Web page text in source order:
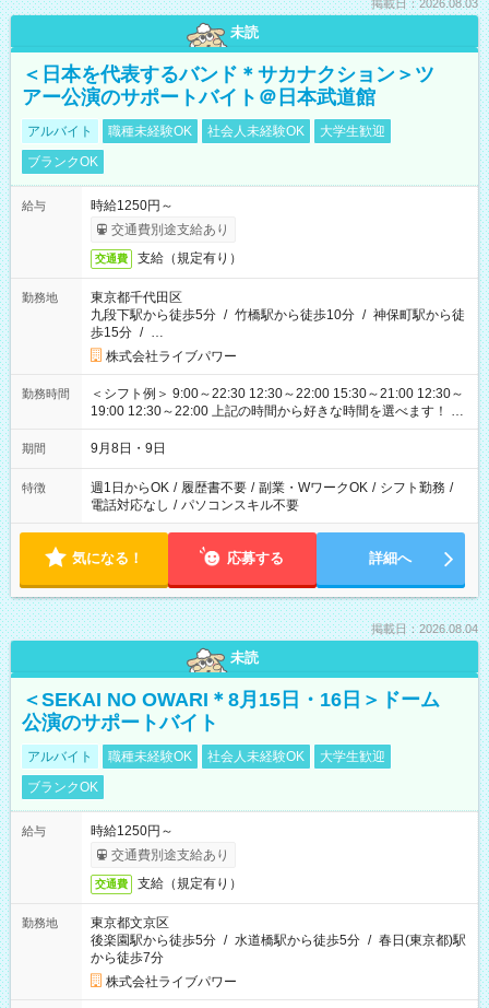
掲載日：2026.08.03
未読
＜日本を代表するバンド＊サカナクション＞ツ
アー公演のサポートバイト＠日本武道館
アルバイト 職種未経験OK 社会人未経験OK
大学生歓迎
ブランクOK
給与
時給1250円～
交通費別途支給あり
交通費 支給（規定有り）
勤務地
東京都千代田区
九段下駅から徒歩5分 / 竹橋駅から徒歩10分 / 神保町駅から徒
歩15分 / …
株式会社ライブパワー
勤務時間
＜シフト例＞ 9:00～22:30 12:30～22:00 15:30～21:00 12:30～
19:00 12:30～22:00 上記の時間から好きな時間を選べます！ ※
時間は変更となる可能性があります
期間 9月8日・9日
特徴 週1日からOK / 履歴書不要 / 副業・WワークOK / シフト勤務 /
電話対応なし / パソコンスキル不要
気になる！ 応募する 詳細へ
掲載日：2026.08.04
未読
＜SEKAI NO OWARI＊8月15日・16日＞ドーム
公演のサポートバイト
アルバイト 職種未経験OK 社会人未経験OK
大学生歓迎
ブランクOK
給与
時給1250円～
交通費別途支給あり
交通費 支給（規定有り）
勤務地
東京都文京区
後楽園駅から徒歩5分 / 水道橋駅から徒歩5分 / 春日(東京都)駅
から徒歩7分
株式会社ライブパワー